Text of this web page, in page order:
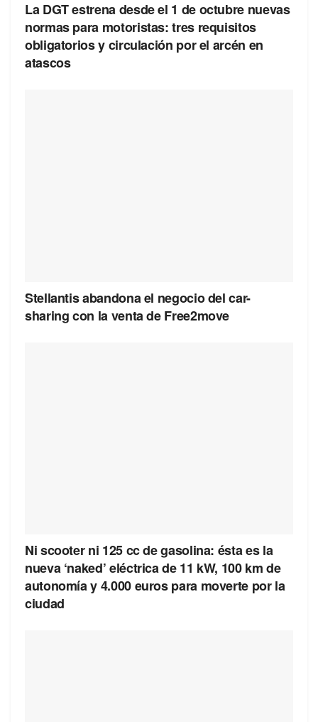
La DGT estrena desde el 1 de octubre nuevas
normas para motoristas: tres requisitos
obligatorios y circulación por el arcén en
atascos
Stellantis abandona el negocio del car-
sharing con la venta de Free2move
Ni scooter ni 125 cc de gasolina: ésta es la
nueva ‘naked’ eléctrica de 11 kW, 100 km de
autonomía y 4.000 euros para moverte por la
ciudad